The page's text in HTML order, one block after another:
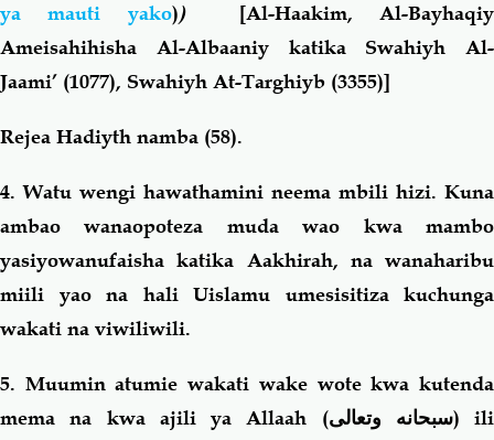
ya mauti yako)) [Al-Haakim, Al-Bayhaqiy
Ameisahihisha Al-Albaaniy katika Swahiyh Al-
Jaami’ (1077), Swahiyh At-Targhiyb (3355)]
Rejea Hadiyth namba (58).
4. Watu wengi hawathamini neema mbili hizi. Kuna
ambao wanaopoteza muda wao kwa mambo
yasiyowanufaisha katika Aakhirah, na wanaharibu
miili yao na hali Uislamu umesisitiza kuchunga
wakati na viwiliwili.
5. Muumin atumie wakati wake wote kwa kutenda
mema na kwa ajili ya Allaah (سبحانه وتعالى) ili